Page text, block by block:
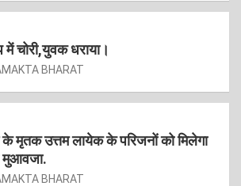
में चोरी,युवक धराया।
BHARAT
मृतक उत्तम लायेक के परिजनों को मिलेगा
BHARAT